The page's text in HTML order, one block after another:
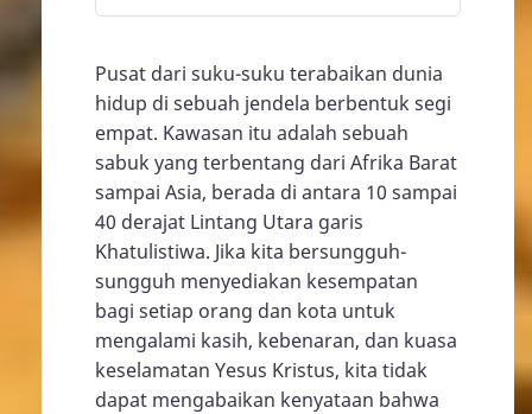
Pusat dari suku-suku terabaikan dunia
hidup di sebuah jendela berbentuk segi
empat. Kawasan itu adalah sebuah
sabuk yang terbentang dari Afrika Barat
sampai Asia, berada di antara 10 sampai
40 derajat Lintang Utara garis
Khatulistiwa. Jika kita bersungguh-
sungguh menyediakan kesempatan
bagi setiap orang dan kota untuk
mengalami kasih, kebenaran, dan kuasa
keselamatan Yesus Kristus, kita tidak
dapat mengabaikan kenyataan bahwa